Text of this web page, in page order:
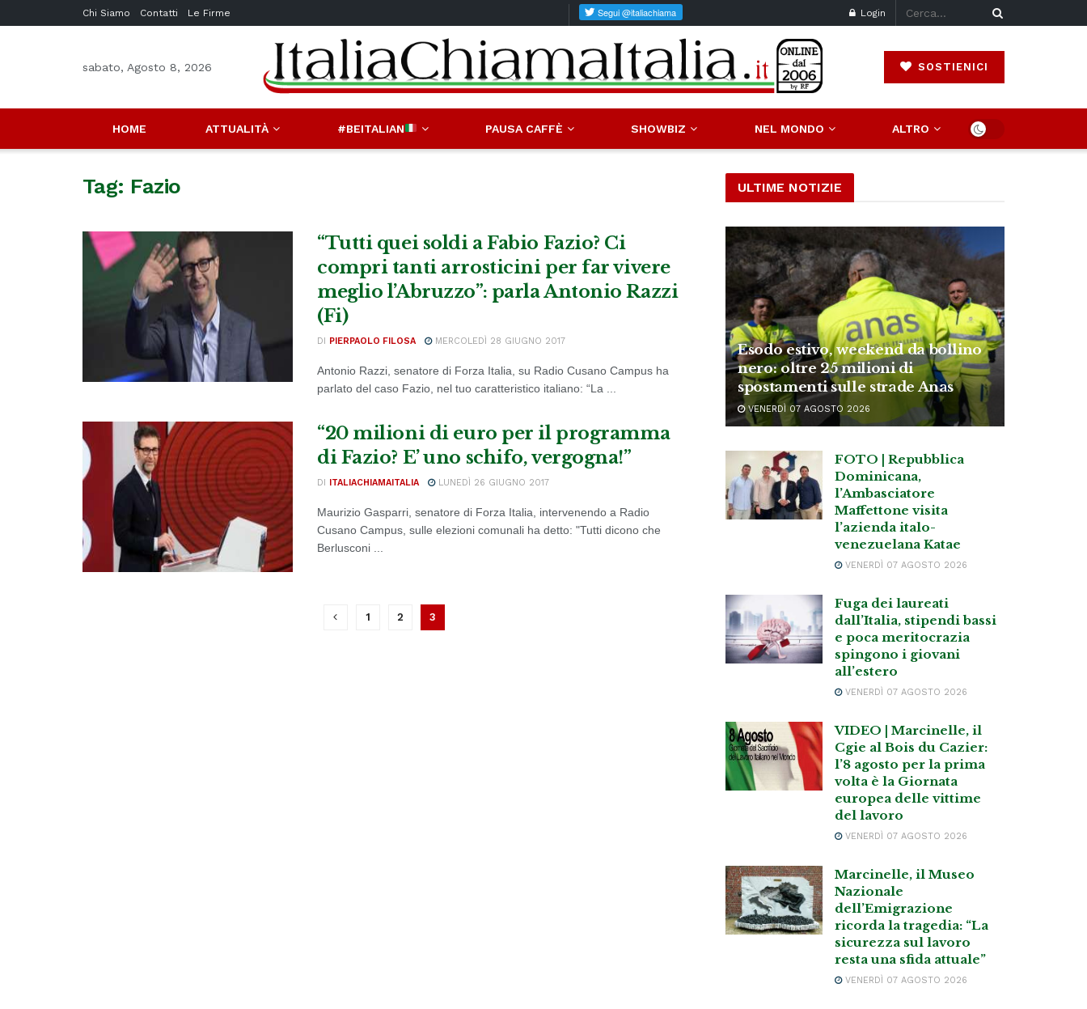
Chi Siamo Contatti Le Firme Login
sabato, Agosto 8, 2026 SOSTIENICI
HOME ATTUALITÀ #BEITALIAN PAUSA CAFFÈ SHOWBIZ NEL MONDO ALTRO
Tag: Fazio
“Tutti quei soldi a Fabio Fazio? Ci
compri tanti arrosticini per far vivere
meglio l’Abruzzo”: parla Antonio Razzi
(Fi)
DI PIERPAOLO FILOSA MERCOLEDÌ 28 GIUGNO 2017
Antonio Razzi, senatore di Forza Italia, su Radio Cusano Campus ha
parlato del caso Fazio, nel tuo caratteristico italiano: “La ...
“20 milioni di euro per il programma
di Fazio? E’ uno schifo, vergogna!”
DI ITALIACHIAMAITALIA LUNEDÌ 26 GIUGNO 2017
Maurizio Gasparri, senatore di Forza Italia, intervenendo a Radio
Cusano Campus, sulle elezioni comunali ha detto: "Tutti dicono che
Berlusconi ...
1 2 3
ULTIME NOTIZIE
Esodo estivo, weekend da bollino
nero: oltre 25 milioni di
spostamenti sulle strade Anas
VENERDÌ 07 AGOSTO 2026
FOTO | Repubblica
Dominicana,
l’Ambasciatore
Maffettone visita
l’azienda italo-
venezuelana Katae
VENERDÌ 07 AGOSTO 2026
Fuga dei laureati
dall’Italia, stipendi bassi
e poca meritocrazia
spingono i giovani
all’estero
VENERDÌ 07 AGOSTO 2026
VIDEO | Marcinelle, il
Cgie al Bois du Cazier:
l’8 agosto per la prima
volta è la Giornata
europea delle vittime
del lavoro
VENERDÌ 07 AGOSTO 2026
Marcinelle, il Museo
Nazionale
dell’Emigrazione
ricorda la tragedia: “La
sicurezza sul lavoro
resta una sfida attuale”
VENERDÌ 07 AGOSTO 2026